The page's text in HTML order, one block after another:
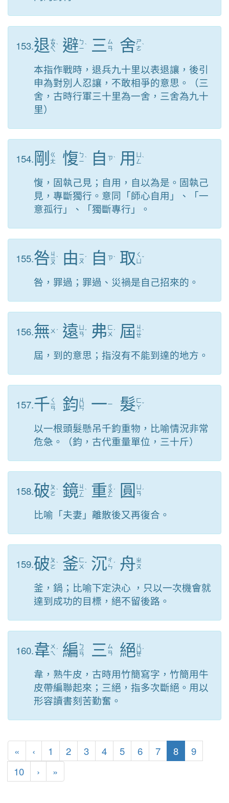
153.退ㄊ
ㄨ
ㄟ
ˋ 避 ㄅ
ㄧˋ 三 ㄙ
ㄢ
舍ㄕ
ㄜˋ
本指作戰時，退兵九十里以表退讓，後引
申為對別人忍讓，不敢相爭的意思。（三
舍，古時行軍三十里為一舍，三舍為九十
里）
154. 剛
ㄍ
ㄤ
愎 ㄅ
ㄧˋ 自 ㄗˋ 用 ㄥ ˋ
愎，固執己見；自用，自以為是。固執己
見，專斷獨行。意同「師心自用」、「一
意孤行」、「獨斷專行」。
155.咎 ㄐ
ㄧ
ㄡ
ˋ 由 ㄧ
ㄡ ˊ 自 ㄗˋ 取 ㄑ
ˇ
咎，罪過；罪過、災禍是自己招來的。
156.無 ㄨ ˊ 遠 ㄢˇ 弗 ㄈ
ㄨ ˊ 屆 ㄐ
ㄧ
ㄝ
ˋ
屆，到的意思；指沒有不能到達的地方。
157.千 ㄑ
ㄧ
ㄢ 鈞 ㄐ
ㄩ
ㄣ 一ㄧ 髮 ㄈ
ㄚˇ
以一根頭髮懸吊千鈞重物，比喻情況非常
危急。（鈞，古代重量單位，三十斤）
158.破 ㄆ
ㄛˋ 鏡 ㄐ
ㄧ
ㄥ
ˋ 重ㄔ
ㄨ
ㄥ
ˊ 圓 ㄢ ˊ
比喻「夫妻」離散後又再復合。
159.破 ㄆ
ㄛˋ 釜 ㄈ
ㄨ ˇ 沉ㄔ
ㄣ ˊ 舟ㄓ
ㄡ
釜，鍋；比喻下定決心 ，只以一次機會就
達到成功的目標，絕不留後路。
160.韋 ㄨ
ㄟ ˊ 編 ㄅ
ㄧ
ㄢ 三 ㄙ
ㄢ
絕 ㄐ
ㄩ
ㄝ
ˊ
韋，熟牛皮，古時用竹簡寫字，竹簡用牛
皮帶編聯起來；三絕，指多次斷絕。用以
形容讀書刻苦勤奮。
« 第一頁
‹ 上一頁
1 2 3 4 5 6 7 8(目前頁次)
9
10
› 下一頁
»